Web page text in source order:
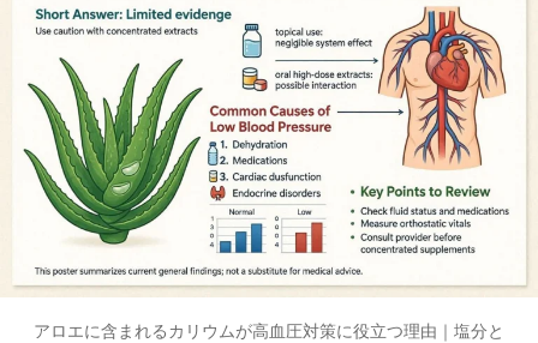
アロエに含まれるカリウムが高血圧対策に役立つ理由｜塩分と